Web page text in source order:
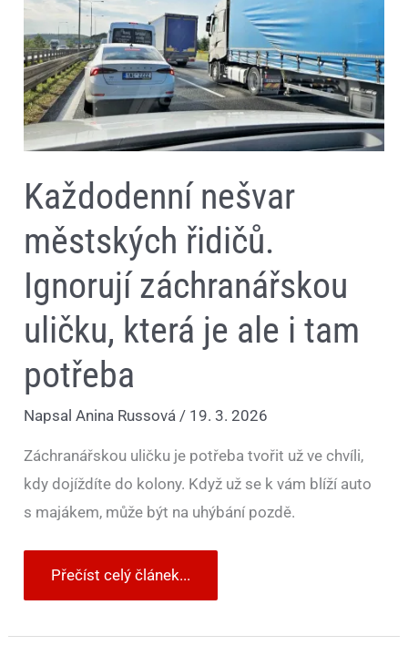
Každodenní nešvar
městských řidičů.
Ignorují záchranářskou
uličku, která je ale i tam
potřeba
NapsalAnina Russová/ 19. 3. 2026
Záchranářskou uličku je potřeba tvořit už ve chvíli,
kdy dojíždíte do kolony. Když už se k vám blíží auto
s majákem, může být na uhýbání pozdě.
Ignorují
záchranářskou
uličku,
která
je
ale
i
tam
potřeba
Přečíst celý článek...